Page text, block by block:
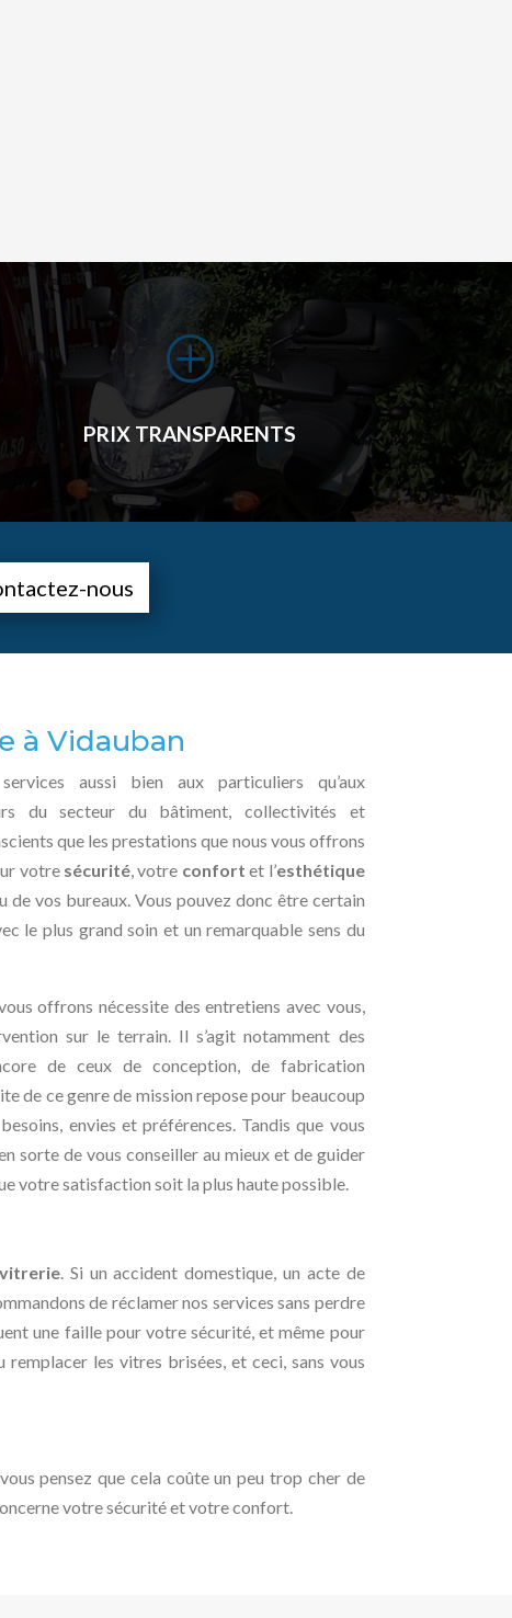
P
PRIX TRANSPARENTS
nous
à Vidauban
aussi bien aux particuliers qu’aux
du secteur du bâtiment, collectivités et
que les prestations que nous vous offrons
votre sécurité, votre confort et l’esthétique
vos bureaux. Vous pouvez donc être certain
le plus grand soin et un remarquable sens du
offrons nécessite des entretiens avec vous,
sur le terrain. Il s’agit notamment des
de ceux de conception, de fabrication
de ce genre de mission repose pour beaucoup
envies et préférences. Tandis que vous
sorte de vous conseiller au mieux et de guider
votre satisfaction soit la plus haute possible.
. Si un accident domestique, un acte de
de réclamer nos services sans perdre
une faille pour votre sécurité, et même pour
les vitres brisées, et ceci, sans vous
pensez que cela coûte un peu trop cher de
votre sécurité et votre confort.